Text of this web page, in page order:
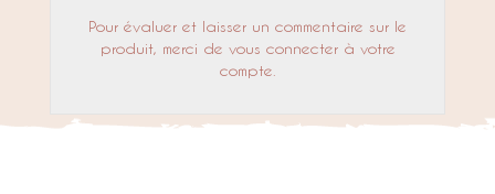
Pour évaluer et laisser un commentaire sur le
produit, merci de vous connecter à votre
compte.